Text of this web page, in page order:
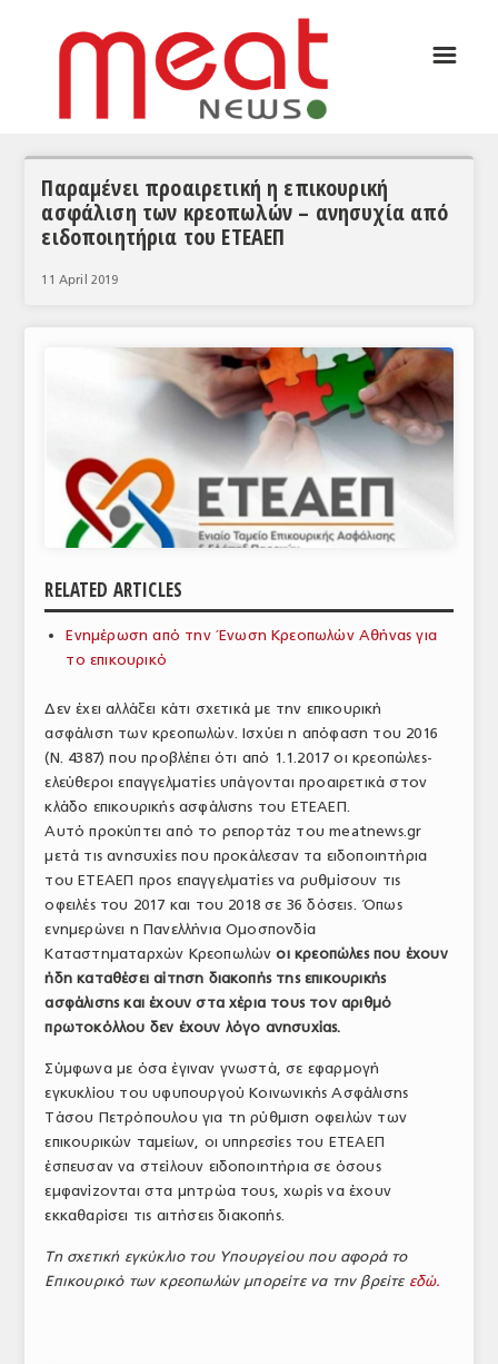
ΣΥΝΕΝΤΕΥΞΕΙΣ
ΘΕΜΑΤΑ
ΑΝΑΛΥΣΕΙΣ
ΣΦΑΓΕΙΑ
ΠΡΩΤΕΣ ΥΛΕΣ
ΕΞΟΠΛΙΣΜΟΣ
ΥΠΗΡΕΣΙΕΣ
ΕΜΠΟΡΙΚΟΙ ΑΝΤΙΠΡΟΣΩΠΟΙ
ΝΟΜΟΘΕΣΙΑ
ΕΛΛΗΝΙΚΗ ΝΟΜΟΘΕΣΙΑ
ΕΥΡΩΠΑΪΚΗ ΝΟΜΟΘΕΣΙΑ
ΤΟ ΠΕΡΙΟΔΙΚΟ
Profile
ΑΡΧΕΙΟ ΤΕΥΧΩΝ
ΣΥΝΕΔΡΙΟ ΚΡΕΑΤΟΣ
☰
Παραμένει προαιρετική η επικουρική
ασφάλιση των κρεοπωλών – ανησυχία από
ειδοποιητήρια του ΕΤΕΑΕΠ
11 April 2019
RELATED ARTICLES
Ενημέρωση από την Ένωση Κρεοπωλών Αθήνας για
το επικουρικό
Δεν έχει αλλάξει κάτι σχετικά με την επικουρική
ασφάλιση των κρεοπωλών. Ισχύει η απόφαση του 2016
(Ν. 4387) που προβλέπει ότι από 1.1.2017 οι κρεοπώλες-
ελεύθεροι επαγγελματίες υπάγονται προαιρετικά στον
κλάδο επικουρικής ασφάλισης του ΕΤΕΑΕΠ.
Αυτό προκύπτει από το ρεπορτάζ του meatnews.gr
μετά τις ανησυχίες που προκάλεσαν τα ειδοποιητήρια
του ΕΤΕΑΕΠ προς επαγγελματίες να ρυθμίσουν τις
οφειλές του 2017 και του 2018 σε 36 δόσεις. Όπως
ενημερώνει η Πανελλήνια Ομοσπονδία
Καταστηματαρχών Κρεοπωλώνοι κρεοπώλες που έχουν
ήδη καταθέσει αίτηση διακοπής της επικουρικής
ασφάλισης και έχουν στα χέρια τους τον αριθμό
πρωτοκόλλου δεν έχουν λόγο ανησυχίας.
Σύμφωνα με όσα έγιναν γνωστά, σε εφαρμογή
εγκυκλίου του υφυπουργού Κοινωνικής Ασφάλισης
Τάσου Πετρόπουλου για τη ρύθμιση οφειλών των
επικουρικών ταμείων, οι υπηρεσίες του ΕΤΕΑΕΠ
έσπευσαν να στείλουν ειδοποιητήρια σε όσους
εμφανίζονται στα μητρώα τους, χωρίς να έχουν
εκκαθαρίσει τις αιτήσεις διακοπής.
Τη σχετική εγκύκλιο του Υπουργείου που αφορά το
Επικουρικό των κρεοπωλών μπορείτε να την βρείτε εδώ.